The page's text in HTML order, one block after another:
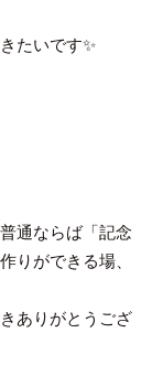
たいです✨
通ならば「記念
りができる場、
ありがとうござ